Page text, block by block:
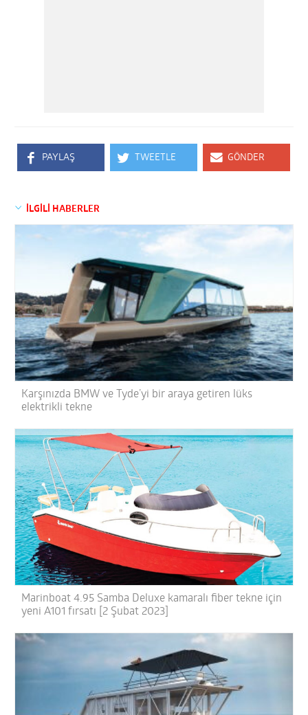
PAYLAŞ TWEETLE GÖNDER
İLGİLİ HABERLER
Karşınızda BMW ve Tyde’yi bir araya getiren lüks
elektrikli tekne
Marinboat 4.95 Samba Deluxe kamaralı fiber tekne için
yeni A101 fırsatı [2 Şubat 2023]